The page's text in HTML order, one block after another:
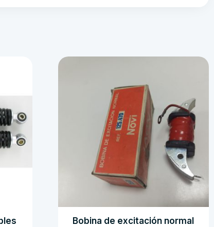
Bobina de excitación normal